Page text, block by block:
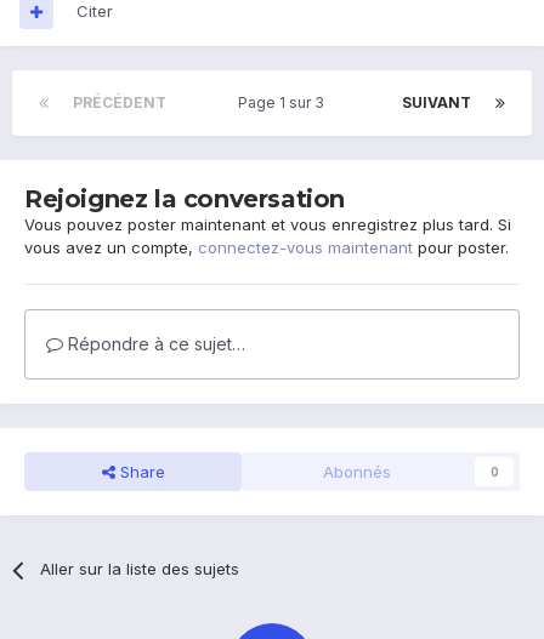
Citer
PRÉCÉDENT SUIVANT
Page 1 sur 3
Rejoignez la conversation
Vous pouvez poster maintenant et vous enregistrez plus tard. Si
vous avez un compte, connectez-vous maintenant pour poster.
Répondre à ce sujet…
Share Abonnés 0
Aller sur la liste des sujets